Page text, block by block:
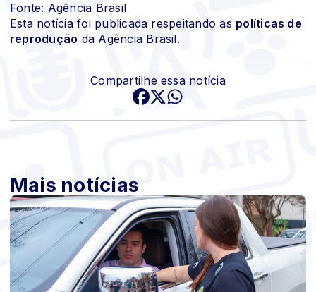
Fonte: Agência Brasil
Esta notícia foi publicada respeitando as políticas de
reprodução da Agência Brasil.
Compartilhe essa notícia
Mais notícias